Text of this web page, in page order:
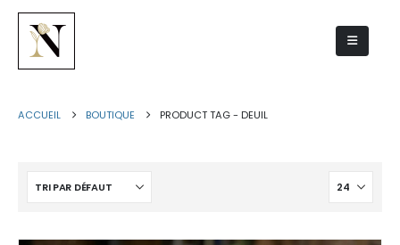
ACCUEIL BOUTIQUE PRODUCT TAG - DEUIL